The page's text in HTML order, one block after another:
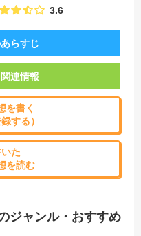
3.6
らすじ
連情報
を書く
する）
た
を読む
ジャンル・おすすめ